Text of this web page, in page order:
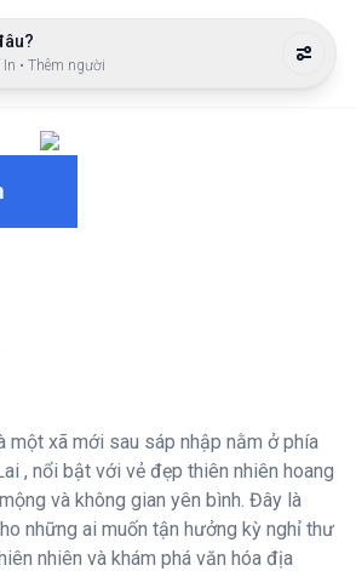
• Thêm người
một xã mới sau sáp nhập nằm ở phía
, nổi bật với vẻ đẹp thiên nhiên hoang
và không gian yên bình. Đây là
những ai muốn tận hưởng kỳ nghỉ thư
nhiên và khám phá văn hóa địa